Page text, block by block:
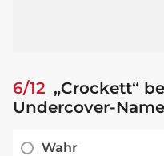
6/12 „Crockett“
Undercover-
Wahr